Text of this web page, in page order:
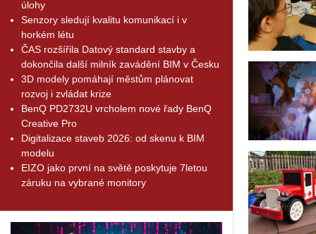
úlohy
Senzory sledují kvalitu komunikací i v
horkém létu
ČAS rozšířila Datový standard stavby a
dokončila další milník zavádění BIM v Česku
3D modely pomáhají městům plánovat
rozvoj i zvládat krize
BenQ PD2732U vrcholem nové řady BenQ
Creative Pro
Digitalizace staveb 2026: od skenu k BIM
modelu
EIZO jako první na světě poskytuje 7letou
záruku na vybrané monitory